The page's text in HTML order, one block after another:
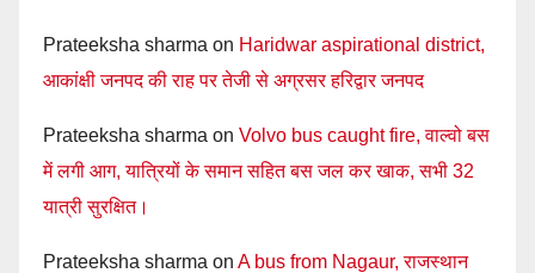
Prateeksha sharma on Haridwar aspirational district,
आकांक्षी जनपद की राह पर तेजी से अग्रसर हरिद्वार जनपद
Prateeksha sharma on Volvo bus caught fire, वाल्वो बस
में लगी आग, यात्रियों के समान सहित बस जल कर खाक, सभी 32
यात्री सुरक्षित।
Prateeksha sharma on A bus from Nagaur, राजस्थान